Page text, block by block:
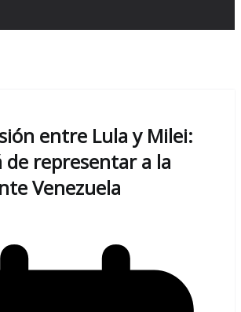
entre Lula y Milei:
de representar a la
Venezuela